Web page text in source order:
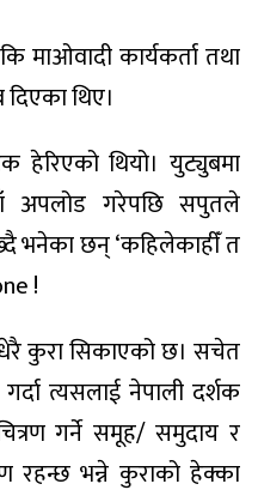
माओवादी कार्यकर्ता तथा
थिए।
थियो। युट्युबमा
अपलोड गरेपछि सपुतले
भनेका छन् ‘कहिलेकाहीँ त
!
कुरा सिकाएको छ। सचेत
त्यसलाई नेपाली दर्शक
गर्ने समूह/ समुदाय र
रहन्छ भन्ने कुराको हेक्का